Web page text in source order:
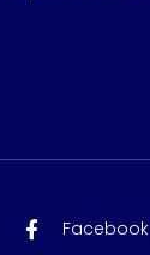
Facebook